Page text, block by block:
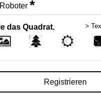
*
das Quadrat. >
Registrieren